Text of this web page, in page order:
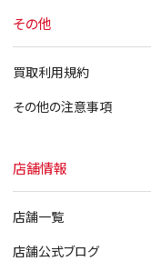
その他
買取利用規約
その他の注意事項
店舗情報
店舗一覧
店舗公式ブログ